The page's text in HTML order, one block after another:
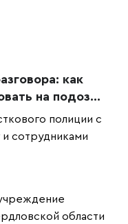
как
на подоз...
полиции с
и сотрудниками
области